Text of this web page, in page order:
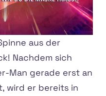
aus der
Nachdem sich
Man gerade erst an
wird er bereits in